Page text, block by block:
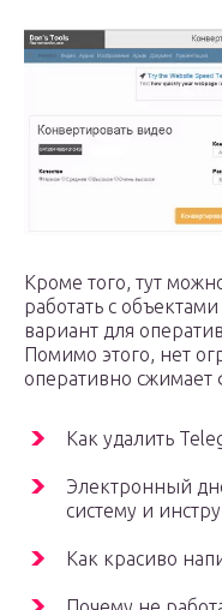
Кроме того, тут
работать с
вариант для
Помимо этого, нет
оперативно сжимает
Как удалить
Электронный
систему и
Как красиво